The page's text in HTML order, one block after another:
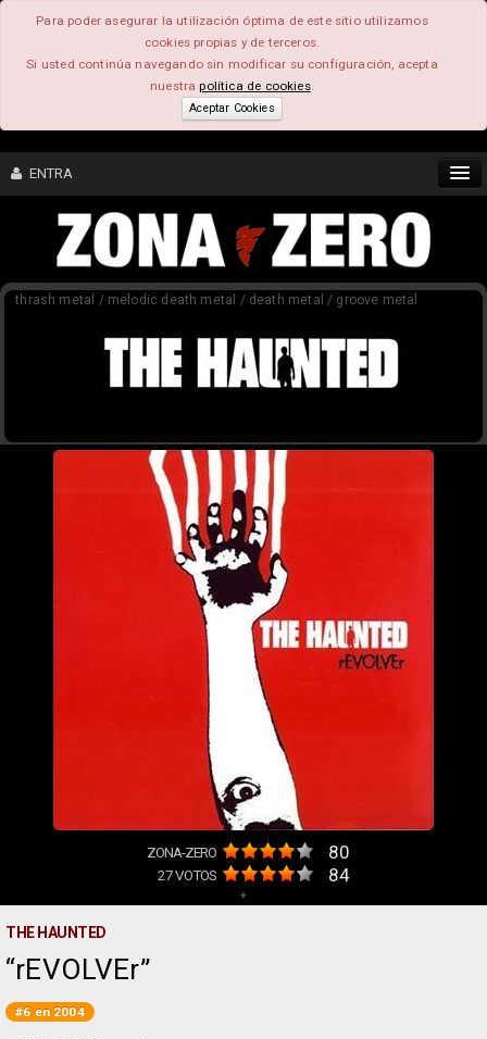
Para poder asegurar la utilización óptima de este sitio utilizamos
cookies propias y de terceros.
Si usted continúa navegando sin modificar su configuración, acepta
nuestrapolítica de cookies.
Aceptar Cookies
ENTRA
CONTENIDO
thrash metal / melodic death metal / death metal / groove metal
ZONA-ZERO 80
27VOTOS 84
+
THE HAUNTED
rEVOLVEr
#6 en 2004